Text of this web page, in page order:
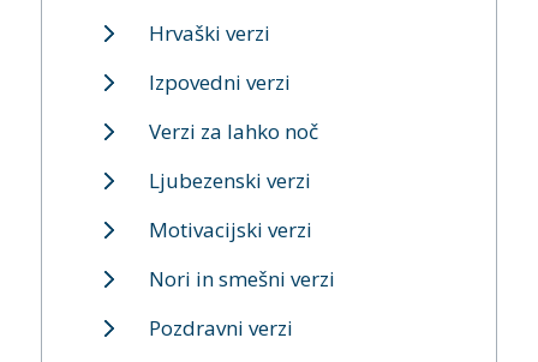
Hrvaški verzi
Izpovedni verzi
Verzi za lahko noč
Ljubezenski verzi
Motivacijski verzi
Nori in smešni verzi
Pozdravni verzi